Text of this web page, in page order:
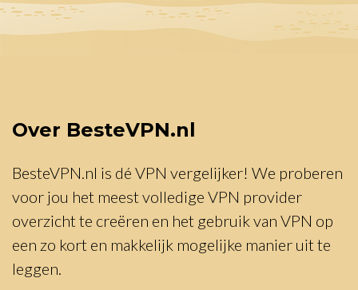
Over BesteVPN.nl
BesteVPN.nl is dé VPN vergelijker! We proberen
voor jou het meest volledige VPN provider
overzicht te creëren en het gebruik van VPN op
een zo kort en makkelijk mogelijke manier uit te
leggen.